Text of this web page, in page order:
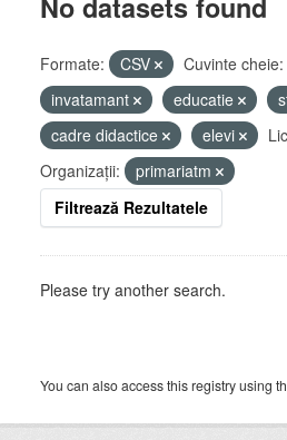
Formate: CSV Cuvinte cheie:
invatamant
educatie
cadre didactice
elevi
Organizații:
primariatm
Filtrează Rezultatele
Please try another search.
You can also access this registry using